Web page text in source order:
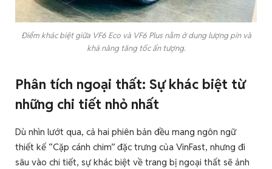
Điểm khác biệt giữa VF6 Eco và VF6 Plus nằm ở dung lượng pin và
khả năng tăng tốc ấn tượng.
Phân tích ngoại thất: Sự khác biệt từ
những chi tiết nhỏ nhất
Dù nhìn lướt qua, cả hai phiên bản đều mang ngôn ngữ
thiết kế “Cặp cánh chim” đặc trưng của VinFast, nhưng đi
sâu vào chi tiết, sự khác biệt về trang bị ngoại thất sẽ ảnh